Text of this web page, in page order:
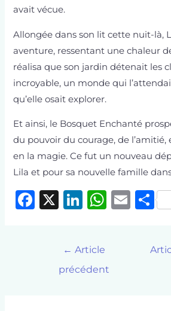
avait vécue.
Allongée dans son lit cette nuit-là,
aventure, ressentant une chaleur
réalisa que son jardin détenait les
incroyable, un monde qui
qu’elle osait explorer.
Et ainsi, le Bosquet Enchanté
du pouvoir du courage, de l’amitié,
en la magie. Ce fut un nouveau
Lila et pour sa nouvelle famille
F
X
Li
e
dI
W
A
E P
g
← Article
précédent